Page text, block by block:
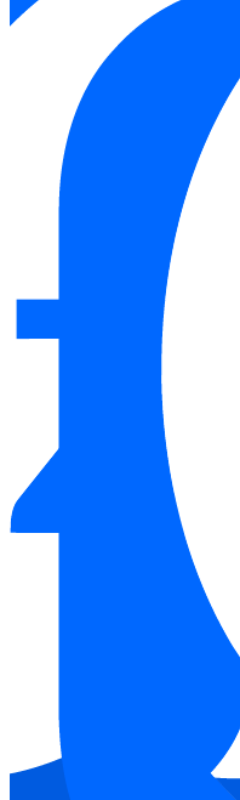
Thông tin kích thước
Lồng giặt của máy được
cương độc đáo, không chỉ
quần áo hiệu quả. Các lỗ
giặt giúp quần áo di
Máy giặt Malloca MWM-
nghệ Inverter hiện đại,
kiệm điện nước đáng kể
thường.